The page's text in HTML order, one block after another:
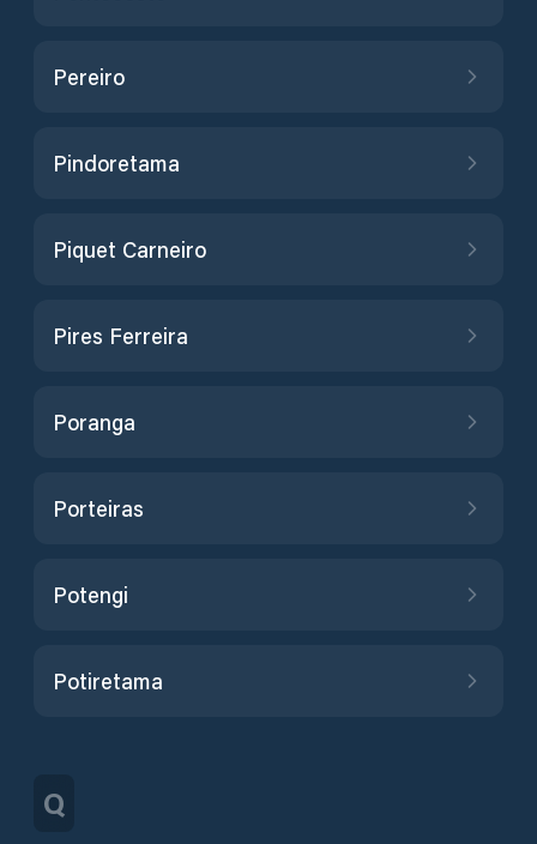
Pereiro
Pindoretama
Piquet Carneiro
Pires Ferreira
Poranga
Porteiras
Potengi
Potiretama
Q